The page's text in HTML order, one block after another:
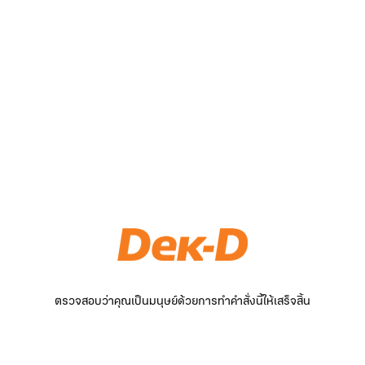
ตรวจสอบว่าคุณเป็นมนุษย์ด้วยการทำคำสั่งนี้ให้เสร็จสิ้น